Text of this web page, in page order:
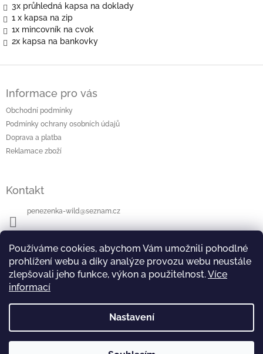
Používáme cookies, abychom Vám umožnili pohodlné
prohlížení webu a díky analýze provozu webu neustále
zlepšovali jeho funkce, výkon a použitelnost.Více
informací
Nastavení
3x průhledná kapsa na doklady
1 x kapsa na zip
1x mincovník na cvok
2x kapsa na bankovky
Informace pro vás
Obchodní podmínky
Podmínky ochrany osobních údajů
Doprava a platba
Reklamace zboží
Kontakt
penezenka-wild@seznam.cz
Přijímáme online platby